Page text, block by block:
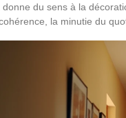
du sens à la
la minutie du